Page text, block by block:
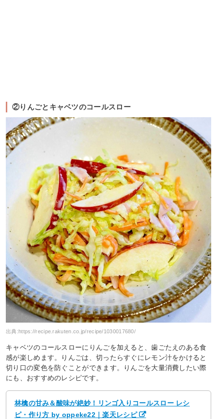
②りんごとキャベツのコールスロー
出典: https://recipe.rakuten.co.jp/recipe/1030017680/
キャベツのコールスローにりんごを加えると、歯ごたえのある食
感が楽しめます。りんごは、切ったらすぐにレモン汁をかけると
切り口の変色を防ぐことができます。りんごを大量消費したい際
にも、おすすめのレシピです。
林檎の甘み＆酸味が絶妙！リンゴ入りコールスロー レシ
ピ・作り方 by oppeke22｜楽天レシピ